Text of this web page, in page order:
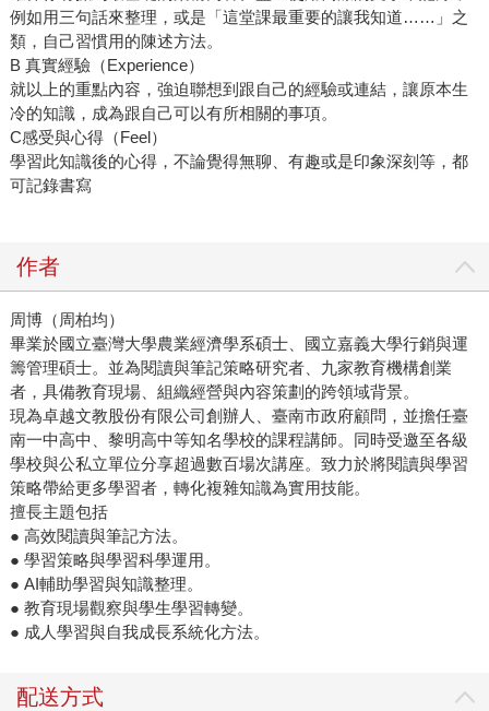
例如用三句話來整理，或是「這堂課最重要的讓我知道……」之
類，自己習慣用的陳述方法。
B 真實經驗（Experience）
就以上的重點內容，強迫聯想到跟自己的經驗或連結，讓原本生
冷的知識，成為跟自己可以有所相關的事項。
C感受與心得（Feel）
學習此知識後的心得，不論覺得無聊、有趣或是印象深刻等，都
可記錄書寫
作者
周博（周柏均）
畢業於國立臺灣大學農業經濟學系碩士、國立嘉義大學行銷與運
籌管理碩士。並為閱讀與筆記策略研究者、九家教育機構創業
者，具備教育現場、組織經營與內容策劃的跨領域背景。
現為卓越文教股份有限公司創辦人、臺南市政府顧問，並擔任臺
南一中高中、黎明高中等知名學校的課程講師。同時受邀至各級
學校與公私立單位分享超過數百場次講座。致力於將閱讀與學習
策略帶給更多學習者，轉化複雜知識為實用技能。
擅長主題包括
● 高效閱讀與筆記方法。
● 學習策略與學習科學運用。
● AI輔助學習與知識整理。
● 教育現場觀察與學生學習轉變。
● 成人學習與自我成長系統化方法。
配送方式